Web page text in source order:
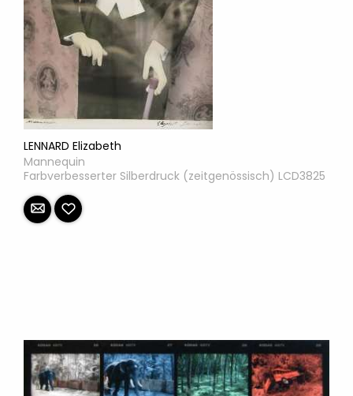
LENNARD Elizabeth
Mannequin
Farbverbesserter Silberdruck (zeitgenössisch) LCD3825